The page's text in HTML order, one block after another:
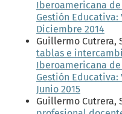
Iberoamericana
Gestión Educativa:
Diciembre 2014
Guillermo Cutrera,
tablas e
Iberoamericana
Gestión Educativa:
Junio 2015
Guillermo Cutrera,